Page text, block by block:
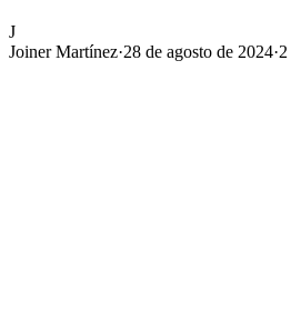
J
Joiner Martínez·28 de agosto de 2024·2